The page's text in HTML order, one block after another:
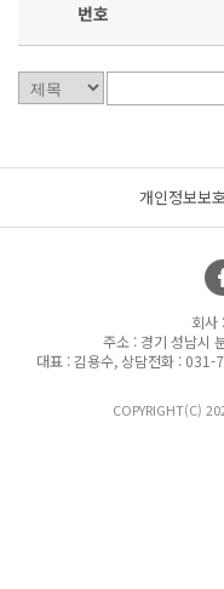
번호
개인정보보
회사
주소 : 경기 성남시
대표 : 김용수, 상담전화 :
COPYRIGHT(C)